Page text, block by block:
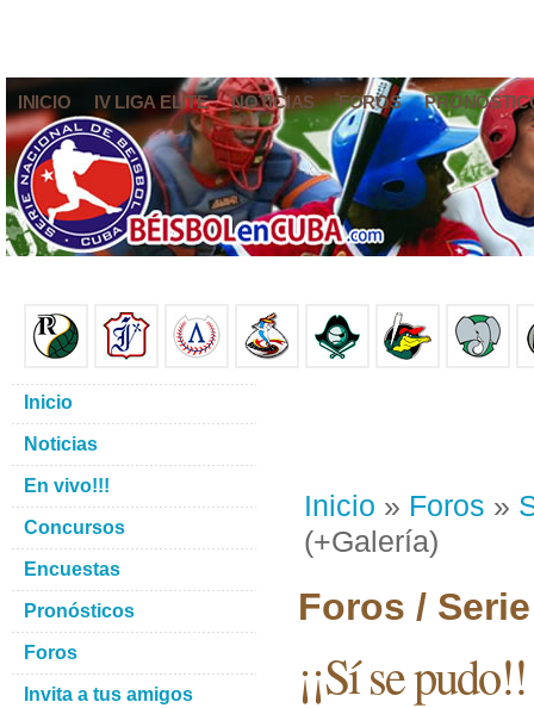
INICIO IV LIGA ELITE NOTICIAS FOROS
Inicio » Foros »
(+Galería)
Foros /
¡¡Sí se
Inicio
Noticias
En vivo!!!
Concursos
Encuestas
Pronósticos
Foros
Invita a tus amigos